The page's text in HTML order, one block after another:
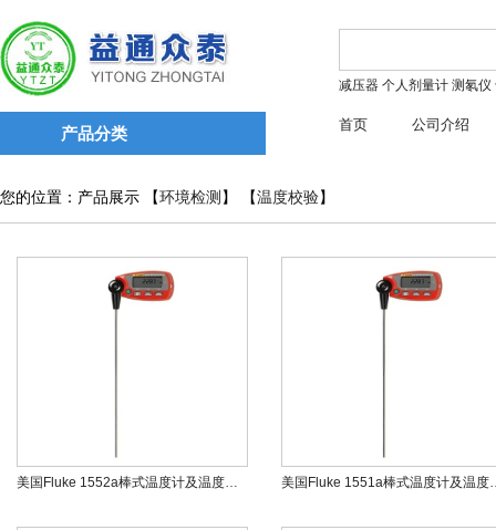
产品分类
减压器 个人剂量计 测氡仪
首页 公司介绍
您的位置：产品展示 【环境检测 】 【温度校验】
美国Fluke 1552a棒式温度计及温度校准器 美国Fluke